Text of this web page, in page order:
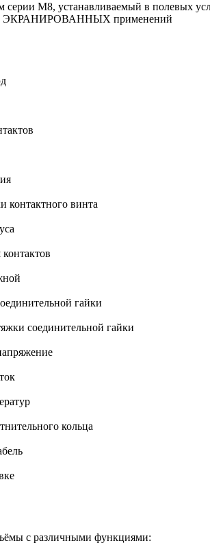
серии M8, устанавливаемый в полевых
применений
контактного винта
гайки
соединительной гайки
кольца
с различными функциями: